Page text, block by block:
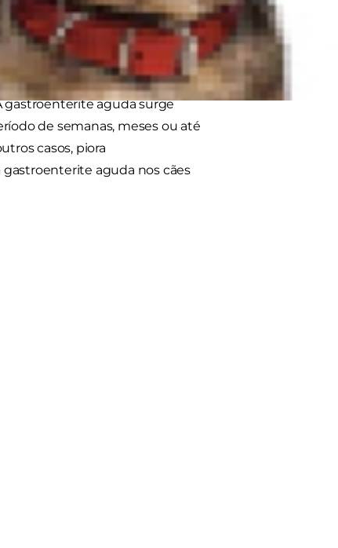
ou
gastroenterite aguda surge
de semanas, meses ou até
casos, piora
aguda nos cães